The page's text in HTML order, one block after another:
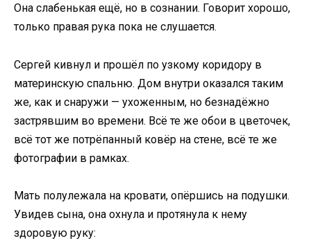
Она слабенькая ещё, но в сознании. Говорит хорошо,
только правая рука пока не слушается.
Сергей кивнул и прошёл по узкому коридору в
материнскую спальню. Дом внутри оказался таким
же, как и снаружи — ухоженным, но безнадёжно
застрявшим во времени. Всё те же обои в цветочек,
всё тот же потрёпанный ковёр на стене, всё те же
фотографии в рамках.
Мать полулежала на кровати, опёршись на подушки.
Увидев сына, она охнула и протянула к нему
здоровую руку: